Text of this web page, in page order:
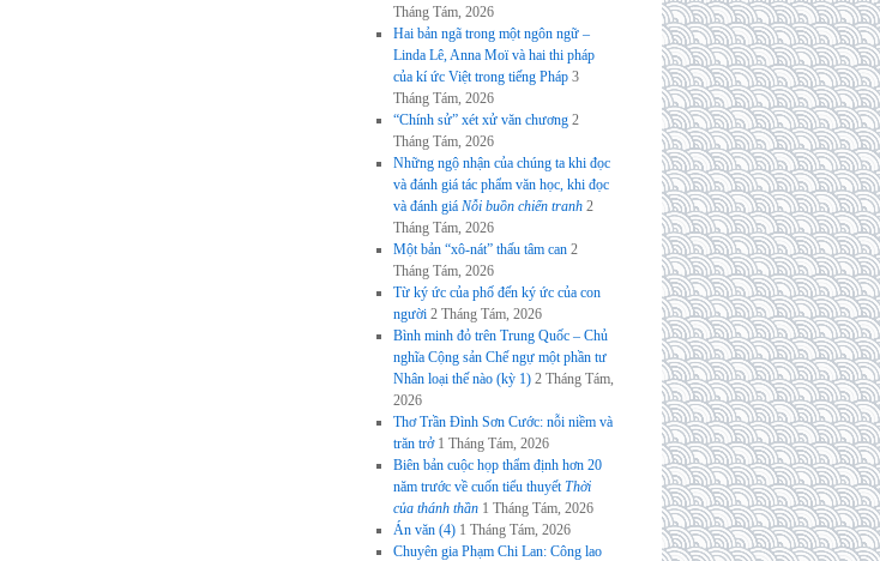
Tháng Tám, 2026
Hai bản ngã trong một ngôn ngữ –
Linda Lê, Anna Moï và hai thi pháp
của kí ức Việt trong tiếng Pháp 3
Tháng Tám, 2026
“Chính sử” xét xử văn chương 2
Tháng Tám, 2026
Những ngộ nhận của chúng ta khi đọc
và đánh giá tác phẩm văn học, khi đọc
và đánh giá Nỗi buồn chiến tranh 2
Tháng Tám, 2026
Một bản “xô-nát” thấu tâm can 2
Tháng Tám, 2026
Từ ký ức của phố đến ký ức của con
người 2 Tháng Tám, 2026
Bình minh đỏ trên Trung Quốc – Chủ
nghĩa Cộng sản Chế ngự một phần tư
Nhân loại thế nào (kỳ 1) 2 Tháng Tám,
2026
Thơ Trần Đình Sơn Cước: nỗi niềm và
trăn trở 1 Tháng Tám, 2026
Biên bản cuộc họp thẩm định hơn 20
năm trước về cuốn tiểu thuyếtThời
của thánh thần 1 Tháng Tám, 2026
Án văn (4) 1 Tháng Tám, 2026
Chuyên gia Phạm Chi Lan: Công lao